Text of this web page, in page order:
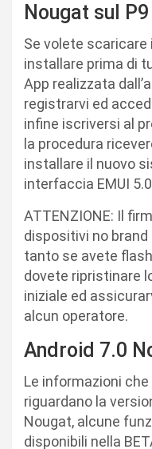
Nougat sul
Se volete scaricare
installare prima di
App realizzata
registrarvi ed
infine iscriversi al
la procedura
installare il nuovo
interfaccia EMUI
ATTENZIONE: Il
dispositivi no brand
tanto se avete
dovete ripristinare
iniziale ed
alcun operatore.
Android 7.0
Le informazioni
riguardano la
Nougat, alcune
disponibili nella